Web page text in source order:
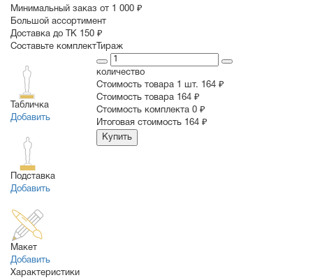
Минимальный заказ от 1 000 ₽
Большой ассортимент
Доставка до ТК 150 ₽
Составьте комплект
Табличка
Добавить
Подставка
Добавить
Макет
Добавить
Тираж
количество
Стоимость товара 1 шт. 164 ₽
Cтоимость товара 164 ₽
Стоимость комплекта 0 ₽
Итоговая стоимость 164 ₽
Купить
Характеристики